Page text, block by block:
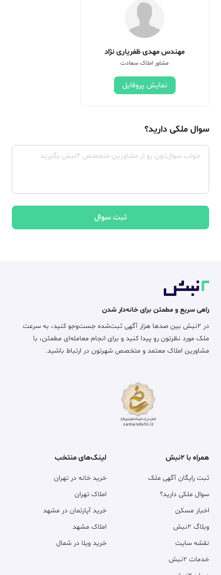
مهندس مهدی ظفریاری نژاد
مشاور املاک سعادت
نمایش پروفایل
سوال ملکی دارید؟
ثبت سوال
راهی سریع و مطمئن برای خانه‌دار شدن
در ۲نبش بین صدها هزار آگهی ثبت‌شده جست‌وجو کنید، به سرعت
ملک مورد نظرتون رو پیدا کنید و برای انجام معامله‌ای مطمئن، با
مشاورین املاک معتمد و متخصص شهرتون در ارتباط باشید.
همراه با ۲نبش
ثبت رایگان آگهی ملک
سوال ملکی دارید؟
اخبار مسکن
وبلاگ ۲نبش
نقشه سایت
خدمات ۲نبش
لینک‌های منتخب
خرید خانه در تهران
املاک تهران
خرید آپارتمان در مشهد
املاک مشهد
خرید ویلا در شمال